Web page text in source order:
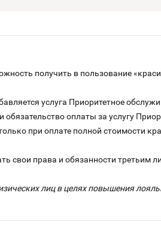
получить в пользование
услуга Приоритетное
обязательство оплаты за услугу
при оплате полной стоимости
свои права и обязанности третьим
лиц в целях повышения